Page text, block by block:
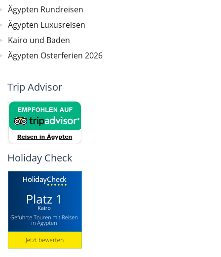
Ägypten Rundreisen
Ägypten Luxusreisen
Kairo und Baden
Ägypten Osterferien 2026
Trip Advisor
Holiday Check